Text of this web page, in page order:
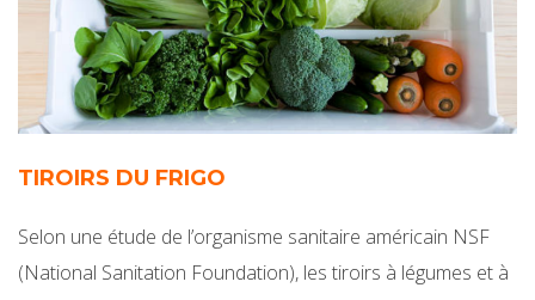
TIROIRS DU FRIGO
Selon une étude de l’organisme sanitaire américain NSF
(National Sanitation Foundation), les tiroirs à légumes et à